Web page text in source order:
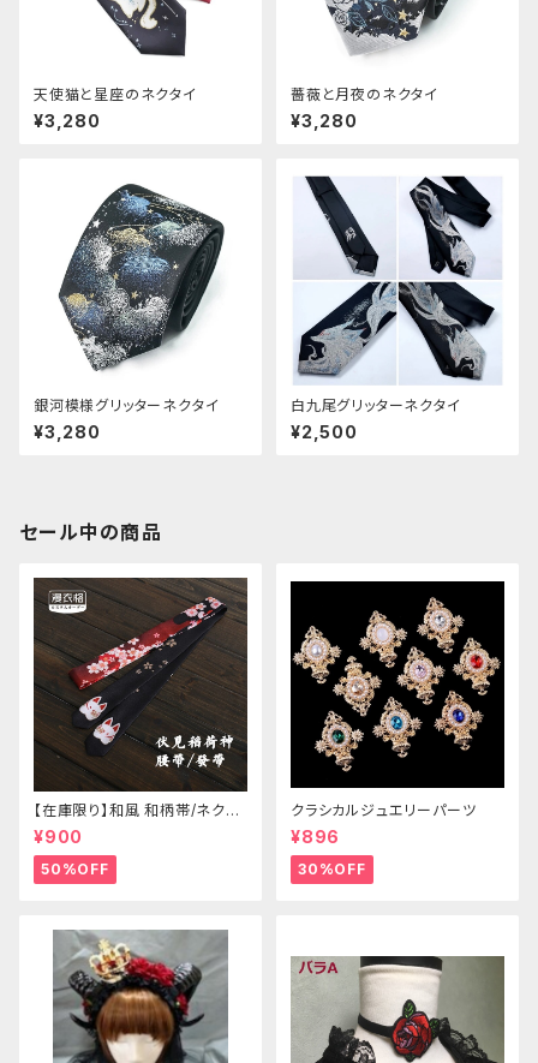
天使猫と星座のネクタイ
¥3,280
薔薇と月夜のネクタイ
¥3,280
銀河模様グリッターネクタイ
¥3,280
白九尾グリッターネクタイ
¥2,500
セール中の商品
【在庫限り】和風 和柄帯/ネクタ
イ/リボン（狐面/金魚
¥900
50%OFF
クラシカルジュエリーパーツ
¥896
30%OFF